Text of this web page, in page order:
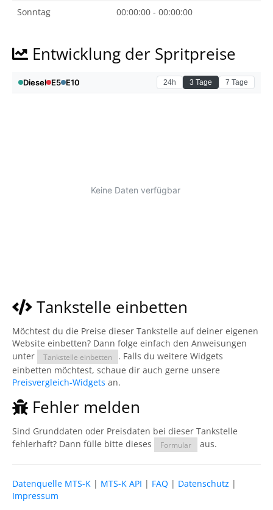
Sonntag
00:00:00 - 00:00:00
Entwicklung der Spritpreise
Tankstelle einbetten
Möchtest du die Preise dieser Tankstelle auf deiner eigenen
Website einbetten? Dann folge einfach den Anweisungen
unter
Tankstelle einbetten
. Falls du weitere Widgets
einbetten möchtest, schaue dir auch gerne unsere
Preisvergleich-Widgets an.
Fehler melden
Sind Grunddaten oder Preisdaten bei dieser Tankstelle
fehlerhaft? Dann fülle bitte dieses
Formular aus.
Datenquelle MTS-K | MTS-K API | FAQ | Datenschutz |
Impressum